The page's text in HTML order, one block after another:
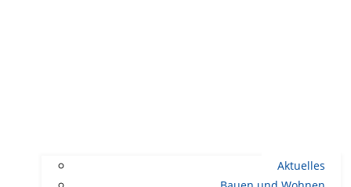
Aktuelles